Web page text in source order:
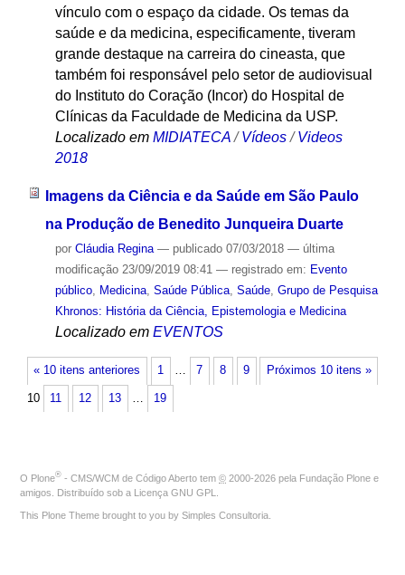
vínculo com o espaço da cidade. Os temas da
saúde e da medicina, especificamente, tiveram
grande destaque na carreira do cineasta, que
também foi responsável pelo setor de audiovisual
do Instituto do Coração (Incor) do Hospital de
Clínicas da Faculdade de Medicina da USP.
Localizado em MIDIATECA /Vídeos /Videos
2018
Imagens da Ciência e da Saúde em São Paulo
na Produção de Benedito Junqueira Duarte
por Cláudia Regina — publicado07/03/2018 — última
modificação23/09/2019 08:41 — registrado em: Evento
público, Medicina, Saúde Pública, Saúde, Grupo de Pesquisa
Khronos: História da Ciência, Epistemologia e Medicina
Localizado em EVENTOS
« 10 itens anteriores Próximos 10 itens »
1 … 7 8 9
10 11 12 13 … 19
O Plone® - CMS/WCM de Código Aberto tem © 2000-2026 pela Fundação Plone e
amigos. Distribuído sob a Licença GNU GPL
This Plone Theme brought to you by Simples Consultoria